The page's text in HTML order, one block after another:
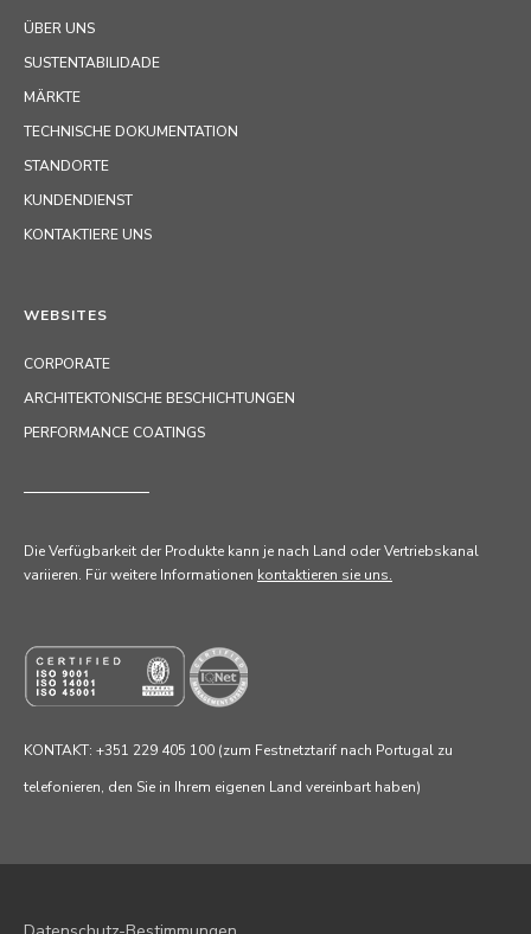
ÜBER UNS
SUSTENTABILIDADE
MÄRKTE
TECHNISCHE DOKUMENTATION
STANDORTE
KUNDENDIENST
KONTAKTIERE UNS
WEBSITES
CORPORATE
ARCHITEKTONISCHE BESCHICHTUNGEN
PERFORMANCE COATINGS
Die Verfügbarkeit der Produkte kann je nach Land oder Vertriebskanal
variieren. Für weitere Informationen kontaktieren sie uns.
KONTAKT: +351 229 405 100 (zum Festnetztarif nach Portugal zu
telefonieren, den Sie in Ihrem eigenen Land vereinbart haben)